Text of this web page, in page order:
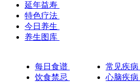
延年益寿
特色疗法
今日养生
养生图库
每日食谱
饮食禁忌
常见疾病
心脑疾病